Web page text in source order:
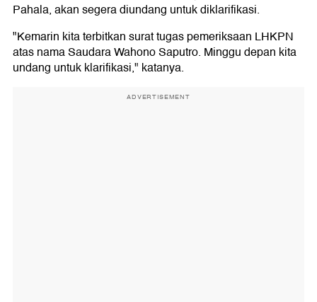
Pahala, akan segera diundang untuk diklarifikasi.
"Kemarin kita terbitkan surat tugas pemeriksaan LHKPN
atas nama Saudara Wahono Saputro. Minggu depan kita
undang untuk klarifikasi," katanya.
ADVERTISEMENT